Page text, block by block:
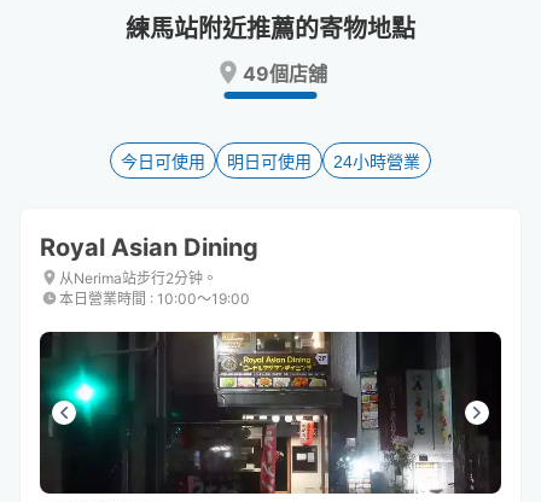
keyboard
shortcuts
for
changing
dates.
a
date.
Press
key
to
keyboard
shortcuts
for
changing
dates.
練馬站附近推薦的寄物地點
49個店舖
今日可使用 明日可使用 24小時營業
Royal Asian Dining
从Nerima站步行2分钟。
本日營業時間 : 10:00〜19:00